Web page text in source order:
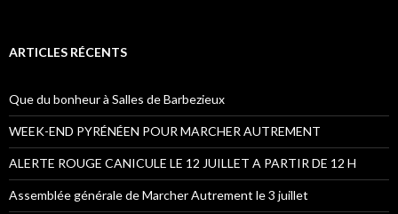
ARTICLES RÉCENTS
Que du bonheur à Salles de Barbezieux
WEEK-END PYRÉNÉEN POUR MARCHER AUTREMENT
ALERTE ROUGE CANICULE LE 12 JUILLET A PARTIR DE 12 H
Assemblée générale de Marcher Autrement le 3 juillet